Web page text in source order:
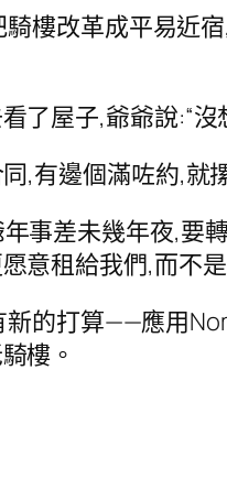
樓改革成平易近
了屋子,爺爺說:“
,有邊個滿咗約,就
事差未幾年夜,要
意租給我們,而不
的打算——應用
樓。